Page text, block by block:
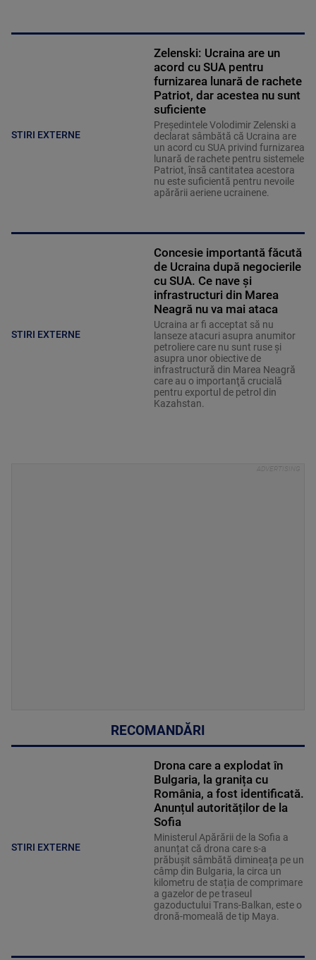
STIRI EXTERNE
Zelenski: Ucraina are un
acord cu SUA pentru
furnizarea lunară de rachete
Patriot, dar acestea nu sunt
suficiente
Preşedintele Volodimir Zelenski a
declarat sâmbătă că Ucraina are
un acord cu SUA privind furnizarea
lunară de rachete pentru sistemele
Patriot, însă cantitatea acestora
nu este suficientă pentru nevoile
apărării aeriene ucrainene.
STIRI EXTERNE
Concesie importantă făcută
de Ucraina după negocierile
cu SUA. Ce nave şi
infrastructuri din Marea
Neagră nu va mai ataca
Ucraina ar fi acceptat să nu
lanseze atacuri asupra anumitor
petroliere care nu sunt ruse şi
asupra unor obiective de
infrastructură din Marea Neagră
care au o importanţă crucială
pentru exportul de petrol din
Kazahstan.
RECOMANDĂRI
STIRI EXTERNE
Drona care a explodat în
Bulgaria, la granița cu
România, a fost identificată.
Anunțul autorităților de la
Sofia
Ministerul Apărării de la Sofia a
anunțat că drona care s-a
prăbușit sâmbătă dimineața pe un
câmp din Bulgaria, la circa un
kilometru de stația de comprimare
a gazelor de pe traseul
gazoductului Trans-Balkan, este o
dronă-momeală de tip Maya.